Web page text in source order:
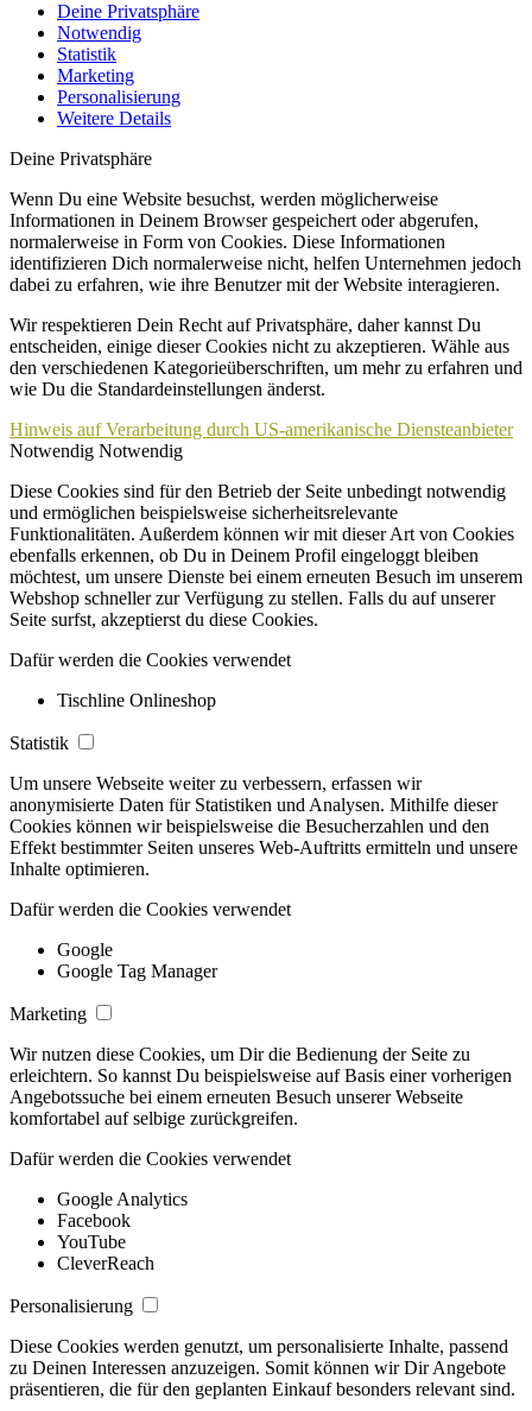
Deine Privatsphäre
Notwendig
Statistik
Marketing
Personalisierung
Weitere Details
Deine Privatsphäre
Wenn Du eine Website besuchst, werden möglicherweise
Informationen in Deinem Browser gespeichert oder abgerufen,
normalerweise in Form von Cookies. Diese Informationen
identifizieren Dich normalerweise nicht, helfen Unternehmen jedoch
dabei zu erfahren, wie ihre Benutzer mit der Website interagieren.
Wir respektieren Dein Recht auf Privatsphäre, daher kannst Du
entscheiden, einige dieser Cookies nicht zu akzeptieren. Wähle aus
den verschiedenen Kategorieüberschriften, um mehr zu erfahren und
wie Du die Standardeinstellungen änderst.
Hinweis auf Verarbeitung durch US-amerikanische Diensteanbieter
Notwendig Notwendig
Diese Cookies sind für den Betrieb der Seite unbedingt notwendig
und ermöglichen beispielsweise sicherheitsrelevante
Funktionalitäten. Außerdem können wir mit dieser Art von Cookies
ebenfalls erkennen, ob Du in Deinem Profil eingeloggt bleiben
möchtest, um unsere Dienste bei einem erneuten Besuch im unserem
Webshop schneller zur Verfügung zu stellen. Falls du auf unserer
Seite surfst, akzeptierst du diese Cookies.
Dafür werden die Cookies verwendet
Tischline Onlineshop
Statistik
Um unsere Webseite weiter zu verbessern, erfassen wir
anonymisierte Daten für Statistiken und Analysen. Mithilfe dieser
Cookies können wir beispielsweise die Besucherzahlen und den
Effekt bestimmter Seiten unseres Web-Auftritts ermitteln und unsere
Inhalte optimieren.
Dafür werden die Cookies verwendet
Google
Google Tag Manager
Marketing
Wir nutzen diese Cookies, um Dir die Bedienung der Seite zu
erleichtern. So kannst Du beispielsweise auf Basis einer vorherigen
Angebotssuche bei einem erneuten Besuch unserer Webseite
komfortabel auf selbige zurückgreifen.
Dafür werden die Cookies verwendet
Google Analytics
Facebook
YouTube
CleverReach
Personalisierung
Diese Cookies werden genutzt, um personalisierte Inhalte, passend
zu Deinen Interessen anzuzeigen. Somit können wir Dir Angebote
präsentieren, die für den geplanten Einkauf besonders relevant sind.